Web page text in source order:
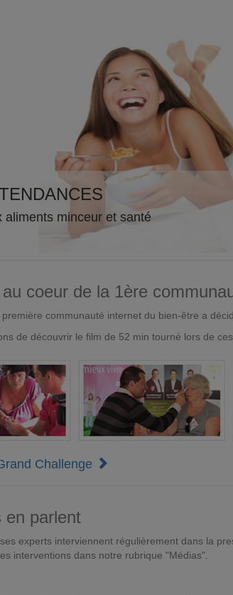
aliments minceur et santé
coeur de la 1ère
communauté internet du bien-être a
de découvrir le film de 52 min tourné lors de
Challenge
en parlent
experts interviennent régulièrement dans la
interventions dans notre rubrique "Médias".